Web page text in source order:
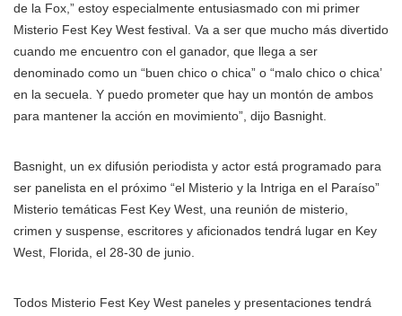
de la Fox,” estoy especialmente entusiasmado con mi primer
Misterio Fest Key West festival. Va a ser que mucho más divertido
cuando me encuentro con el ganador, que llega a ser
denominado como un “buen chico o chica” o “malo chico o chica’
en la secuela. Y puedo prometer que hay un montón de ambos
para mantener la acción en movimiento”, dijo Basnight.
Basnight, un ex difusión periodista y actor está programado para
ser panelista en el próximo “el Misterio y la Intriga en el Paraíso”
Misterio temáticas Fest Key West, una reunión de misterio,
crimen y suspense, escritores y aficionados tendrá lugar en Key
West, Florida, el 28-30 de junio.
Todos Misterio Fest Key West paneles y presentaciones tendrá